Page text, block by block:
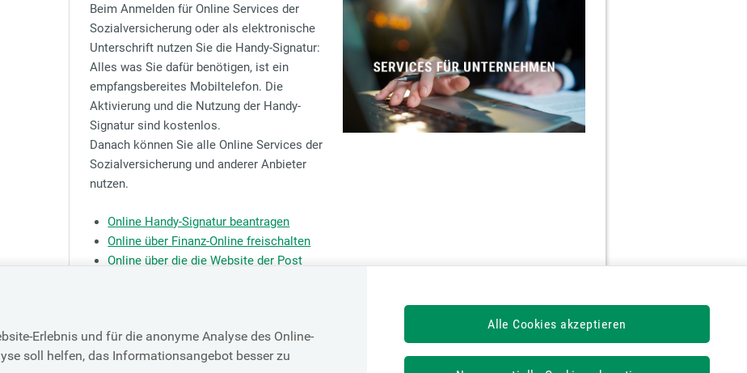
Beim Anmelden für Online Services der
Sozialversicherung oder als elektronische
Unterschrift nutzen Sie die Handy-Signatur:
Alles was Sie dafür benötigen, ist ein
empfangsbereites Mobiltelefon. Die
Aktivierung und die Nutzung der Handy-
Signatur sind kostenlos.
Danach können Sie alle Online Services der
Sozialversicherung und anderer Anbieter
nutzen.
Online Handy-Signatur beantragen
Online über Finanz-Online freischalten
Online über die die Website der Post
Erlebnis und für die anonyme Analyse des Online-
soll helfen, das Informationsangebot besser zu
Alle Cookies akzeptieren